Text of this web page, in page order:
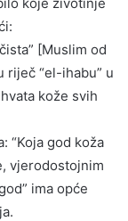
[Muslim od
riječ “el-ihabu” u
kože svih
“Koja god koža
vjerodostojnim
ima opće